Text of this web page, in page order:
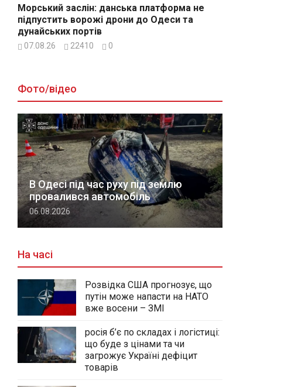
Морський заслін: данська платформа не
підпустить ворожі дрони до Одеси та
дунайських портів
07.08.26 22410 0
Фото/відео
В Одесі під час руху під землю
провалився автомобіль
06.08.2026
На часі
Розвідка США прогнозує, що
путін може напасти на НАТО
вже восени – ЗМІ
росія б’є по складах і логістиці:
що буде з цінами та чи
загрожує Україні дефіцит
товарів